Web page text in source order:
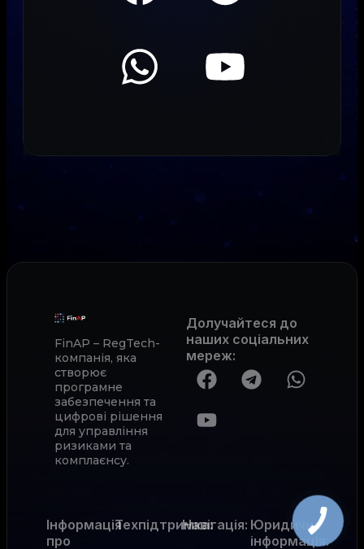
FinAP – RegTech-
компанія, яка
створює
програмне
забезпечення та
цифрові рішення
для управління
ризиками та
комплаєнсу.
Долучайтеся до
наших соціальних
мереж:
Інформація
про
Техпідтримка:Навігація: Юридична
інформація: